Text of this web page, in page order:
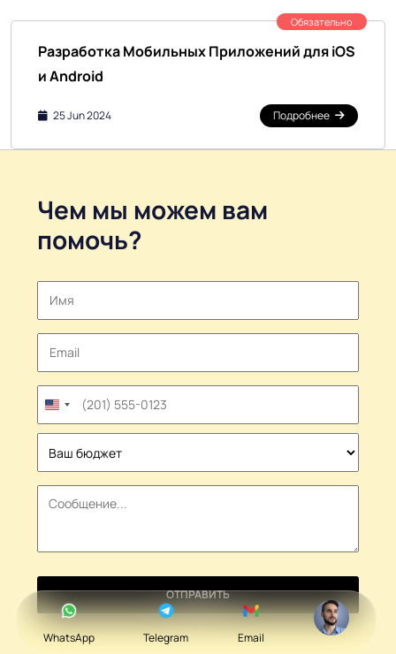
Обязательно
Разработка Мобильных Приложений для iOS
и Android
25 Jun 2024 Подробнее
Чем мы можем вам
помочь?
United
States
+1
ОТПРАВИТЬ
WhatsApp Telegram Email